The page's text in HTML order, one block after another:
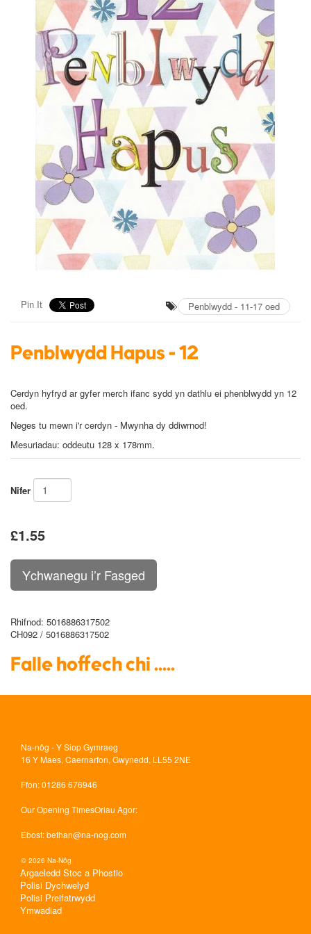
Pin It Penblwydd - 11-17 oed
Penblwydd Hapus - 12
Cerdyn hyfryd ar gyfer merch ifanc sydd yn dathlu ei phenblwydd yn 12
oed.
Neges tu mewn i'r cerdyn - Mwynha dy ddiwrnod!
Mesuriadau: oddeutu 128 x 178mm.
Nifer
£1.55
Rhifnod: 5016886317502
CH092 / 5016886317502
Falle hoffech chi .....
Na-nôg - Y Siop Gymraeg
16 Y Maes, Caernarfon, Gwynedd, LL55 2NE
Ffon: 01286 676946
Our Opening TimesOriau Agor:
Ebost:bethan@na-nog.com
© 2026 Na-Nôg
Argaeledd Stoc a Phostio
Polisi Dychwelyd
Polisi Preifatrwydd
Ymwadiad